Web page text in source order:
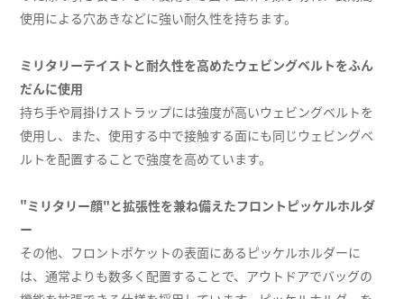
使用による穴あきなどに強い耐久性を持ちます。
ミリタリーテイストと耐久性を高めたウェビングベルトをふん
だんに使用
持ち手や肩掛けストラップには強度が高いウェビングベルトを
使用し、また、使用する中で接触する面にも同じウェビングベ
ルトを配置することで強度を高めています。
"ミリタリー顔"と拡張性を兼ね備えたフロントピッケルホルダ
ー
その他、フロントポケットの表面にあるピッケルホルダーに
は、通常よりも数多く配置することで、アウトドアでバッグの